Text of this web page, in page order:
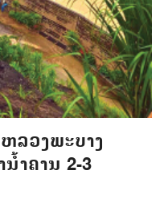
ລວງພະບາງ
ຳຄານ 2-3